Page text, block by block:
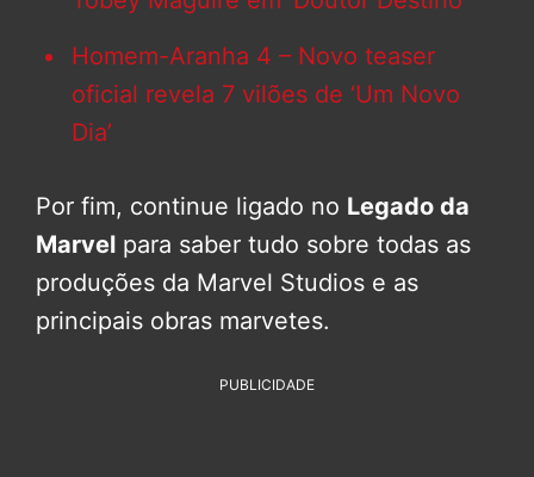
Homem-Aranha 4 – Novo teaser
oficial revela 7 vilões de ‘Um Novo
Dia’
Por fim, continue ligado no Legado da
Marvel para saber tudo sobre todas as
produções da Marvel Studios e as
principais obras marvetes.
PUBLICIDADE